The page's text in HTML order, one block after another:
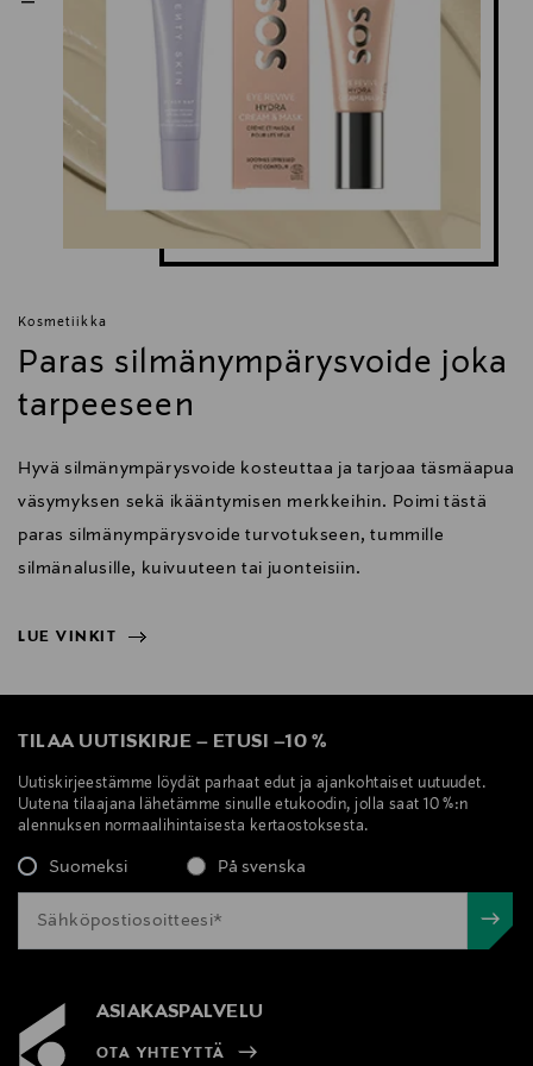
Augustinus Bader. naamiot, silmät
Kosmetiikka
Paras silmänympärysvoide joka
tarpeeseen
Hyvä silmänympärysvoide kosteuttaa ja tarjoaa täsmäapua
väsymyksen sekä ikääntymisen merkkeihin. Poimi tästä
paras silmänympärysvoide turvotukseen, tummille
silmänalusille, kuivuuteen tai juonteisiin.
LUE VINKIT
TILAA UUTISKIRJE – ETUSI –10 %
Uutiskirjeestämme löydät parhaat edut ja ajankohtaiset uutuudet.
Uutena tilaajana lähetämme sinulle etukoodin, jolla saat 10 %:n
alennuksen normaalihintaisesta kertaostoksesta.
Suomeksi På svenska
ASIAKASPALVELU
OTA YHTEYTTÄ